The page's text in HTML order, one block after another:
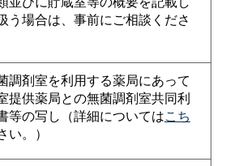
う場合は、事前にご相談くださ
調剤室を利用する薬局にあって
提供薬局との無菌調剤室共同利
等の写し（詳細についてはこち
い。）